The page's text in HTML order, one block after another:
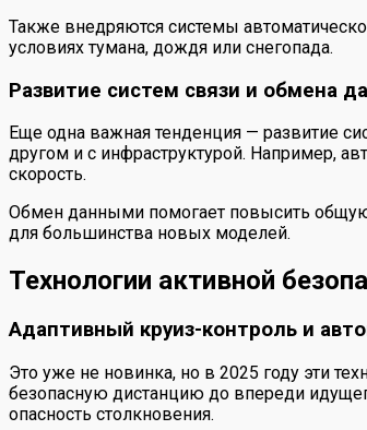
Также внедряются системы
условиях тумана, дождя или снегопада.
Развитие систем связи и обмена
Еще одна важная тенденция — развитие
другом и с инфраструктурой. Например,
скорость.
Обмен данными помогает повысить общую
для большинства новых моделей.
Технологии активной
Адаптивный круиз-контроль и
Это уже не новинка, но в 2025 году эти
безопасную дистанцию до впереди
опасность столкновения.